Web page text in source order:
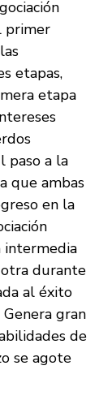
primer
etapas,
etapa
paso a la
que ambas
en la
intermedia
durante
al éxito
gran
de
se agote